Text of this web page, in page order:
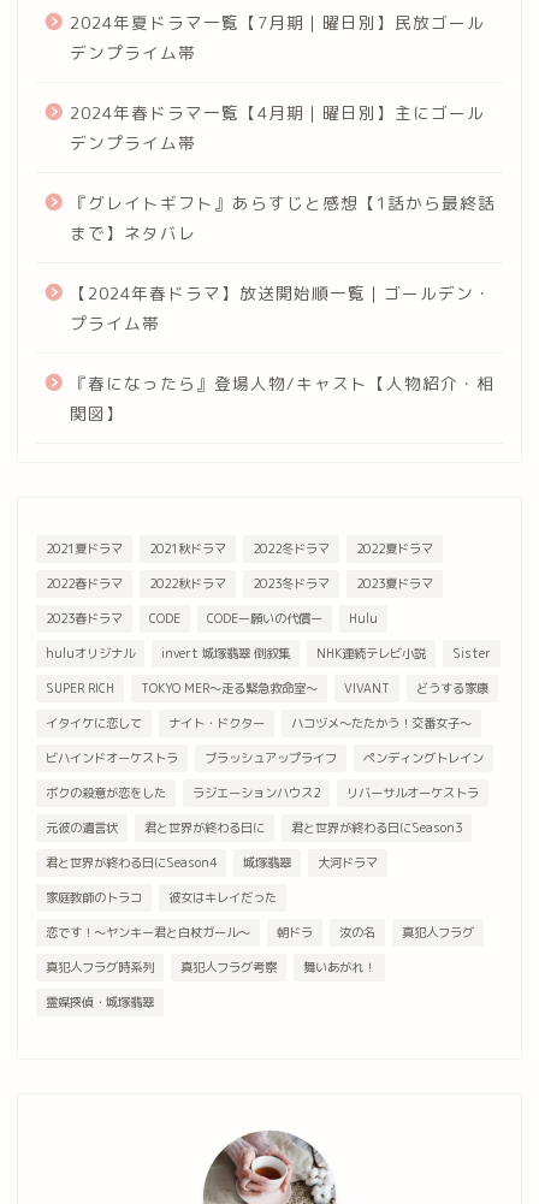
2024年夏ドラマ一覧【7月期｜曜日別】民放ゴール
デンプライム帯
2024年春ドラマ一覧【4月期｜曜日別】主にゴール
デンプライム帯
『グレイトギフト』あらすじと感想【1話から最終話
まで】ネタバレ
【2024年春ドラマ】放送開始順一覧｜ゴールデン・
プライム帯
『春になったら』登場人物/キャスト【人物紹介・相
関図】
2021夏ドラマ 2021秋ドラマ 2022冬ドラマ 2022夏ドラマ
2022春ドラマ 2022秋ドラマ 2023冬ドラマ 2023夏ドラマ
2023春ドラマ CODE CODEー願いの代償ー Hulu
huluオリジナル invert 城塚翡翠 倒叙集 NHK連続テレビ小説 Sister
SUPER RICH TOKYO MER～走る緊急救命室～ VIVANT どうする家康
イタイケに恋して ナイト・ドクター ハコヅメ～たたかう！交番女子～
ビハインドオーケストラ ブラッシュアップライフ ペンディングトレイン
ボクの殺意が恋をした ラジエーションハウス2 リバーサルオーケストラ
元彼の遺言状 君と世界が終わる日に 君と世界が終わる日にSeason3
君と世界が終わる日にSeason4 城塚翡翠 大河ドラマ
家庭教師のトラコ 彼女はキレイだった
恋です！～ヤンキー君と白杖ガール～ 朝ドラ 汝の名 真犯人フラグ
真犯人フラグ時系列 真犯人フラグ考察 舞いあがれ！
霊媒探偵・城塚翡翠